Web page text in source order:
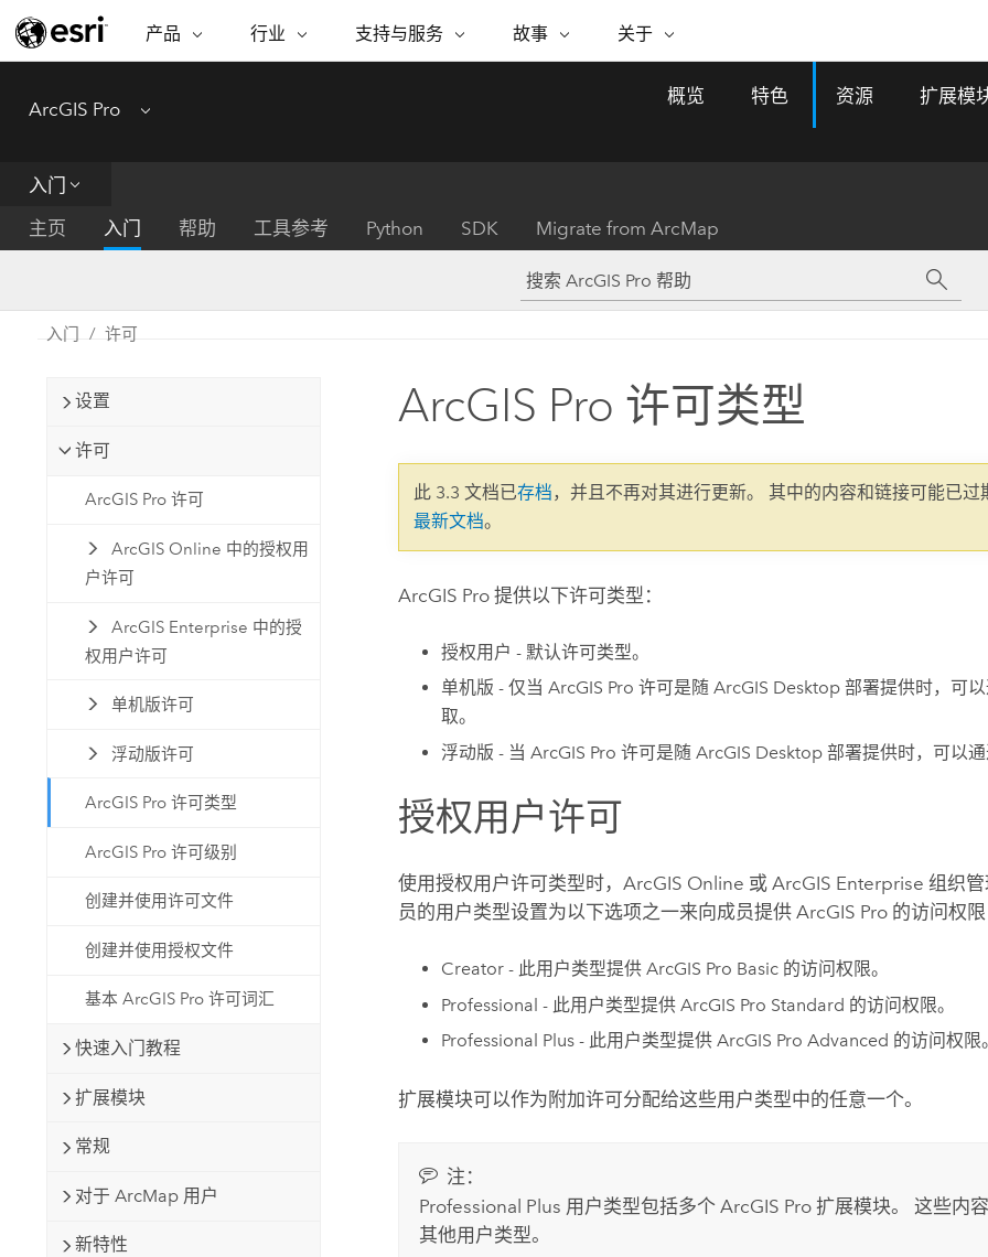
产品
ARCGIS
完整的 SaaS 制图平台
功能
将位置引入分析
集成、编辑和共享空间数据
Esri 产品、合作伙伴产品和开发
行业
行业
保护
州和地方政府
交通运输
专题倡议
基础设施管理
者了解基础设施工程与周围环境的关系。
探索基础设施管理
支持与服务
支持与服务 自助服务
文档
My Esri
故事
ESRI 故事
现实世界的全球 GIS 创新
客
行业新闻和 ArcGIS 更新
所有故事
关于
关于 ESRI
合作伙伴
招贤纳士
联系我们
ArcGIS Pro Menu
概览 特色 资源 扩展模
入门
主页
入门 帮助 工具参考 Python SDK Migrate from ArcMap
入门 许可
设置
许可
ArcGIS Pro 许可
ArcGIS Online 中的授权用
户许可
ArcGIS Enterprise 中的授
权用户许可
单机版许可
浮动版许可
ArcGIS Pro 许可类型
ArcGIS Pro 许可级别
创建并使用许可文件
创建并使用授权文件
基本 ArcGIS Pro 许可词汇
快速入门教程
扩展模块
常规
对于 ArcMap 用户
新特性
ArcGIS Pro 许可类型
此 3.3 文档已存档，并且不再对其进行更新。 其中的内容和链接可能已
最新文档。
ArcGIS Pro 提供以下许可类型：
授权用户 - 默认许可类型。
单机版 - 仅当 ArcGIS Pro 许可是随 ArcGIS Desktop部署提供时，可
取。
浮动版 - 当 ArcGIS Pro 许可是随 ArcGIS Desktop部署提供时，可以通
授权用户许可
使用授权用户许可类型时，ArcGIS Online 或ArcGIS Enterprise 组织
员的用户类型设置为以下选项之一来向成员提供ArcGIS Pro 的访问权限
Creator- 此用户类型提供 ArcGIS Pro Basic的访问权限。
Professional - 此用户类型提供 ArcGIS Pro Standard 的访问权限。
Professional Plus- 此用户类型提供 ArcGIS Pro Advanced 的访问权限。
扩展模块可以作为附加许可分配给这些用户类型中的任意一个。
注：
Professional Plus 用户类型包括多个 ArcGIS Pro扩展模块。 这些内
其他用户类型。